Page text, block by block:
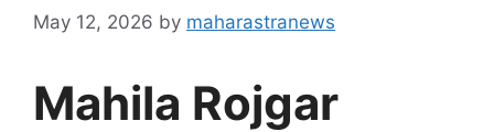
May 12, 2026 by maharastranews
Mahila Rojgar